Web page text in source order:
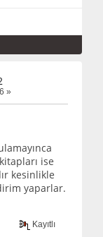
»
ise
kesinlikle
yaparlar.
Kayıtlı